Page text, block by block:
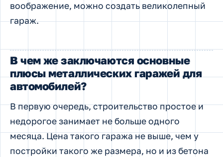
воображение, можно создать великолепный
гараж.
В чем же заключаются основные
плюсы металлических гаражей для
автомобилей?
В первую очередь, строительство простое и
недорогое занимает не больше одного
месяца. Цена такого гаража не выше, чем у
постройки такого же размера, но и из бетона